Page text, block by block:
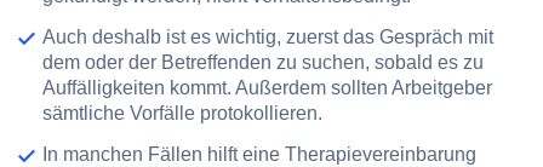
Auch deshalb ist es wichtig, zuerst das Gespräch mit
dem oder der Betreffenden zu suchen, sobald es zu
Auffälligkeiten kommt. Außerdem sollten Arbeitgeber
sämtliche Vorfälle protokollieren.
In manchen Fällen hilft eine Therapievereinbarung